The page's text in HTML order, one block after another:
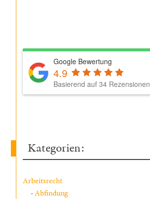
Google Bewertung
4.9
Basierend auf 34 Rezensionen
Kategorien:
Arbeitsrecht
Abfindung